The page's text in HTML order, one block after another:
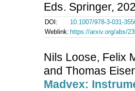
Eds. Springer,
DOI:
10.1007/978-3-031-
Weblink: https://arxiv.org/abs/
Nils Loose, Felix
and Thomas
Madvex: